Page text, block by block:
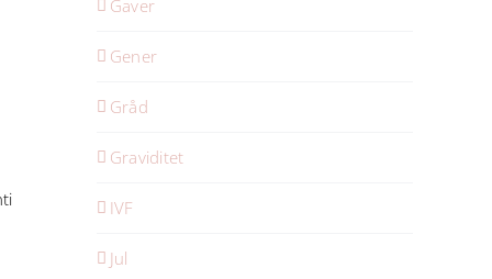
Gaver
Gener
Gråd
Graviditet
IVF
Jul